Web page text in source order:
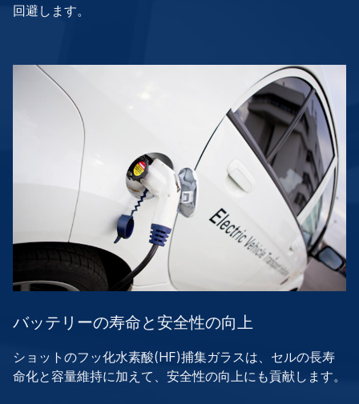
回避します。
バッテリーの寿命と安全性の向上
ショットのフッ化水素酸(HF)捕集ガラスは、セルの長寿
命化と容量維持に加えて、安全性の向上にも貢献します。